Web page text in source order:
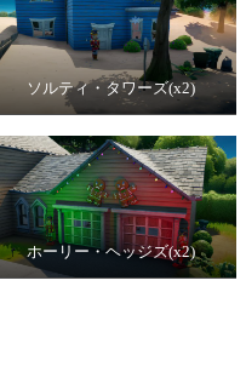
ソルティ・タワーズ(x2)
ホーリー・ヘッジズ(x2)